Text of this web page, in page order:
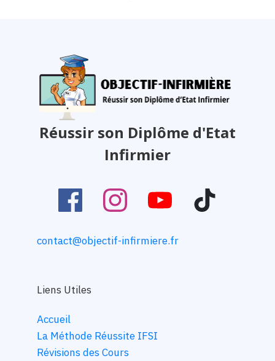
Réussir son Diplôme d'Etat
Infirmier
contact@objectif-infirmiere.fr
Liens Utiles
Accueil
La Méthode Réussite IFSI
Révisions des Cours